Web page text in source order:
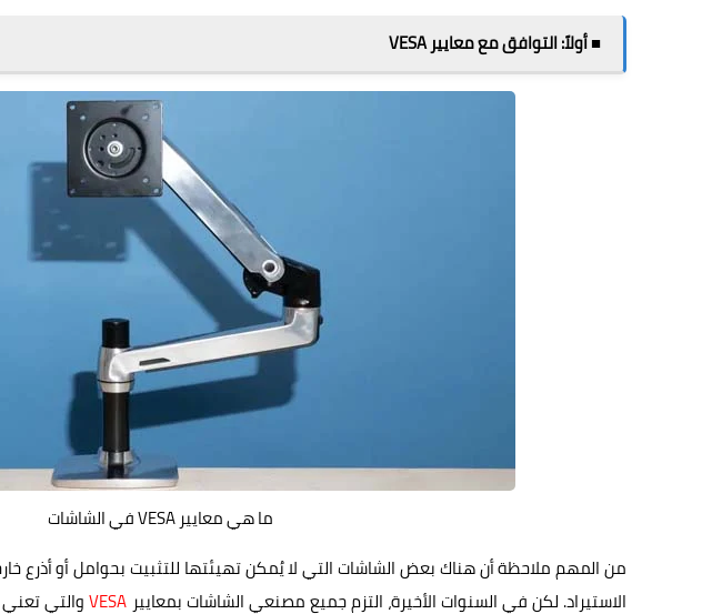
■ أولاً: التوافق مع معايير VESA
ما هي معايير VESA في الشاشات
من المهم ملاحظة أن هناك بعض الشاشات التي لا يُمكن تهيئتها للتثبيت بحوامل أو أذرع
الاستيراد. لكن في السنوات الأخيرة، التزم جميع مصنعي الشاشات بمعايير VESAوالتي تعني